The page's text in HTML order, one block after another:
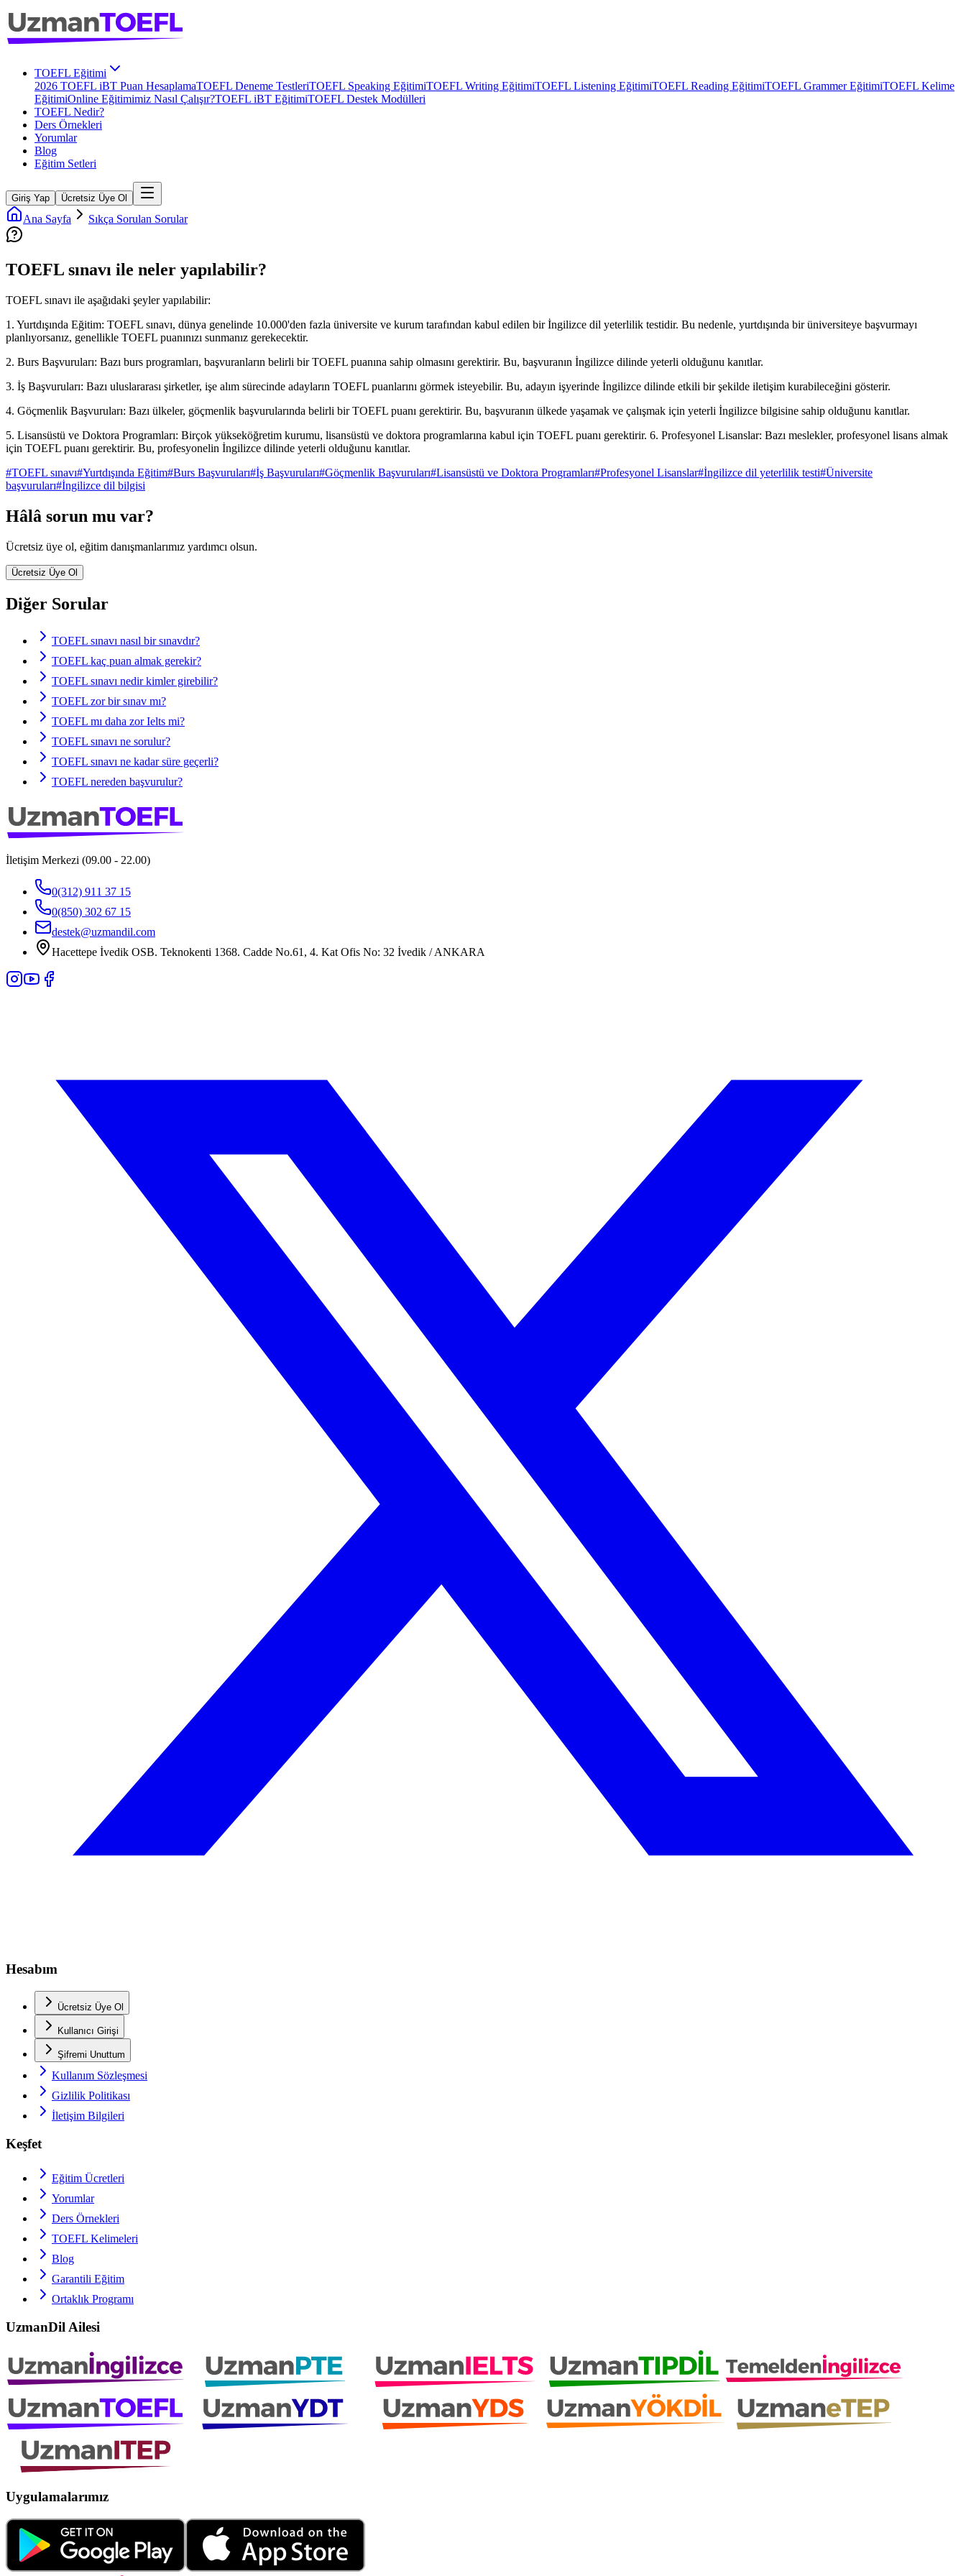
TOEFL Eğitimi
2026 TOEFL iBT Puan HesaplamaTOEFL Deneme TestleriTOEFL Speaking EğitimiTOEFL Writing EğitimiTOEFL Listening EğitimiTOEFL Reading EğitimiTOEFL Grammer EğitimiTOEFL Kelime
EğitimiOnline Eğitimimiz Nasıl Çalışır?TOEFL iBT EğitimiTOEFL Destek Modülleri
TOEFL Nedir?
Ders Örnekleri
Yorumlar
Blog
Eğitim Setleri
Giriş Yap Ücretsiz Üye Ol
Ana Sayfa Sıkça Sorulan Sorular
TOEFL sınavı ile neler yapılabilir?
TOEFL sınavı ile aşağıdaki şeyler yapılabilir:
1. Yurtdışında Eğitim: TOEFL sınavı, dünya genelinde 10.000'den fazla üniversite ve kurum tarafından kabul edilen bir İngilizce dil yeterlilik testidir. Bu nedenle, yurtdışında bir üniversiteye başvurmayı
planlıyorsanız, genellikle TOEFL puanınızı sunmanız gerekecektir.
2. Burs Başvuruları: Bazı burs programları, başvuranların belirli bir TOEFL puanına sahip olmasını gerektirir. Bu, başvuranın İngilizce dilinde yeterli olduğunu kanıtlar.
3. İş Başvuruları: Bazı uluslararası şirketler, işe alım sürecinde adayların TOEFL puanlarını görmek isteyebilir. Bu, adayın işyerinde İngilizce dilinde etkili bir şekilde iletişim kurabileceğini gösterir.
4. Göçmenlik Başvuruları: Bazı ülkeler, göçmenlik başvurularında belirli bir TOEFL puanı gerektirir. Bu, başvuranın ülkede yaşamak ve çalışmak için yeterli İngilizce bilgisine sahip olduğunu kanıtlar.
5. Lisansüstü ve Doktora Programları: Birçok yükseköğretim kurumu, lisansüstü ve doktora programlarına kabul için TOEFL puanı gerektirir. 6. Profesyonel Lisanslar: Bazı meslekler, profesyonel lisans almak
için TOEFL puanı gerektirir. Bu, profesyonelin İngilizce dilinde yeterli olduğunu kanıtlar.
#TOEFL sınavı#Yurtdışında Eğitim#Burs Başvuruları#İş Başvuruları#Göçmenlik Başvuruları#Lisansüstü ve Doktora Programları#Profesyonel Lisanslar#İngilizce dil yeterlilik testi#Üniversite
başvuruları#İngilizce dil bilgisi
Hâlâ sorun mu var?
Ücretsiz üye ol, eğitim danışmanlarımız yardımcı olsun.
Ücretsiz Üye Ol
Diğer Sorular
TOEFL sınavı nasıl bir sınavdır?
TOEFL kaç puan almak gerekir?
TOEFL sınavı nedir kimler girebilir?
TOEFL zor bir sınav mı?
TOEFL mı daha zor Ielts mi?
TOEFL sınavı ne sorulur?
TOEFL sınavı ne kadar süre geçerli?
TOEFL nereden başvurulur?
İletişim Merkezi (09.00 - 22.00)
0(312) 911 37 15
0(850) 302 67 15
destek@uzmandil.com
Hacettepe İvedik OSB. Teknokenti 1368. Cadde No.61, 4. Kat Ofis No: 32 İvedik / ANKARA
Hesabım
Ücretsiz Üye Ol
Kullanıcı Girişi
Şifremi Unuttum
Kullanım Sözleşmesi
Gizlilik Politikası
İletişim Bilgileri
Keşfet
Eğitim Ücretleri
Yorumlar
Ders Örnekleri
TOEFL Kelimeleri
Blog
Garantili Eğitim
Ortaklık Programı
UzmanDil Ailesi
Uygulamalarımız